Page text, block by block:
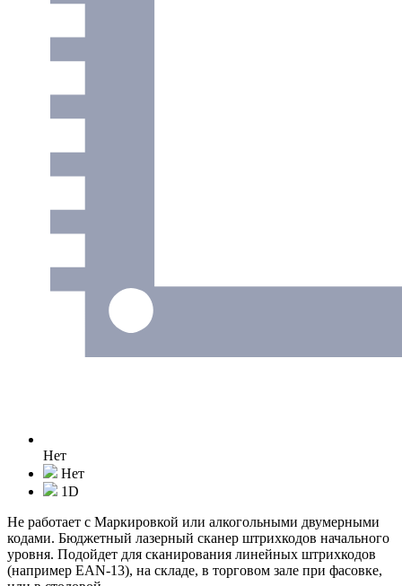
Нет
Нет
1D
Не работает с Маркировкой или алкогольными двумерными
кодами. Бюджетный лазерный сканер штрихкодов начального
уровня. Подойдет для сканирования линейных штрихкодов
(например EAN-13), на складе, в торговом зале при фасовке,